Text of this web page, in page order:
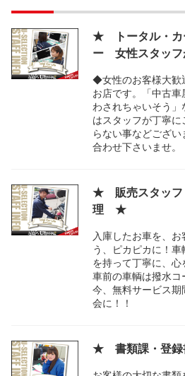
★ トータル・カ
ー 女性スタッ
◆女性のお客様大歓
お店です。「中古
わされちゃいそう
はスタッフが丁寧
らない事などござ
合わせ下さいませ
★ 販売スタッフ
理 ★
入庫したお車を、
う、ピカピカに！
を持って丁寧に、
車前の車輌は撥水コ
今、無料サービス
会に！！
★ 書類課・登